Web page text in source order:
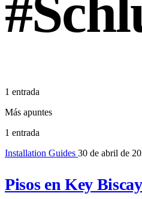
#
1 entrada
Más apuntes
1 entrada
Installation Guides 30 de abril de
Pisos en Key